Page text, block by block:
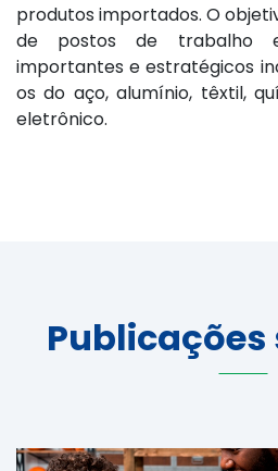
produtos importados. O
de postos de trabalho
importantes e estratégicos
os do aço, alumínio, têxtil,
eletrônico.